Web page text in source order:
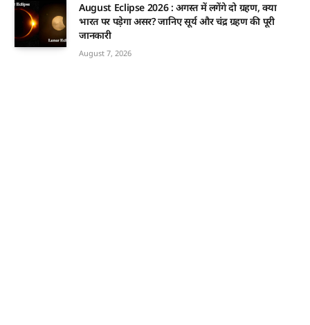
August Eclipse 2026 : अगस्त में लगेंगे दो ग्रहण, क्या
भारत पर पड़ेगा असर? जानिए सूर्य और चंद्र ग्रहण की पूरी
जानकारी
August 7, 2026